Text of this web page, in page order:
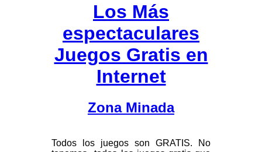
Los Más
espectaculares
Juegos Gratis en
Internet
Zona Minada
Todos los juegos son GRATIS. No